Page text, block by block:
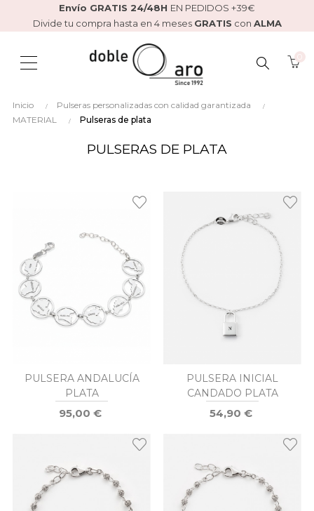
Envío GRATIS 24/48H EN PEDIDOS +39€
Divide tu compra hasta en 4 meses GRATIS con ALMA
BUSCAR
AQUÍ...
Inicio
Pulseras personalizadas con calidad garantizada
MATERIAL
Pulseras de plata
PULSERAS DE PLATA
PULSERA ANDALUCÍA
PLATA
95,00 €
PULSERA INICIAL
CANDADO PLATA
54,90 €